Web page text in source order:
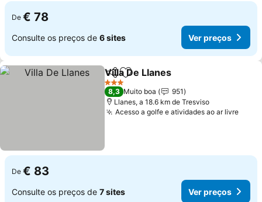
De € 78
Consulte os preços de 6 sites Ver preços
PartilharAdicionar aos favoritos
Villa De Llanes
3 Estrelas
8,3 Muito boa
951
Llanes, a 18.6 km de Tresviso
Acesso a golfe e atividades ao ar livreVer
De € 83
Consulte os preços de 7 sites Ver preços